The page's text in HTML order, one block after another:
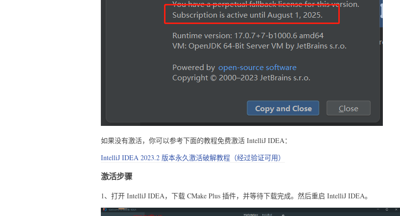
如果没有激活，你可以参考下面的教程免费激活 IntelliJ IDEA：
IntelliJ IDEA 2023.2 版本永久激活破解教程（经过验证可用）
激活步骤
1、打开 IntelliJ IDEA，下载 CMake Plus 插件，并等待下载完成。然后重启 IntelliJ IDEA。